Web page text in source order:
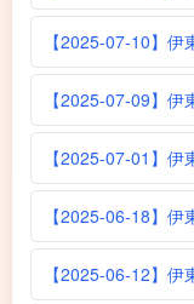
【2025-07-10】伊
【2025-07-09】伊
【2025-07-01】伊
【2025-06-18】伊
【2025-06-12】伊